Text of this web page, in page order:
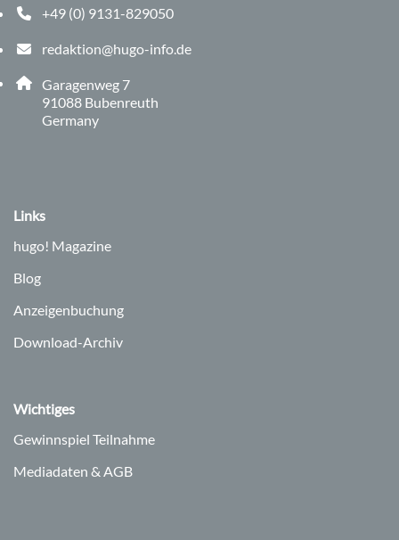
+49 (0) 9131-829050
Telefonnummer: 0 9 1 3 1 8 2 9 0 5 0
redaktion@hugo-info.de
E-Mail Adresse: redaktion@hugo-info.de
Adresse:
Garagenweg 7
91088 , 9 1 0 8 8
Bubenreuth
Germany
Links
hugo! Magazine
Blog
Anzeigenbuchung
Download-Archiv
Wichtiges
Gewinnspiel Teilnahme
Mediadaten & AGB